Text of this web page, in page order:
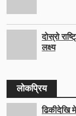
दोस्रो
लक्ष्य
लोकप्रिय
ढिकीदेखि